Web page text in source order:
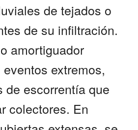
de tejados o
de su infiltración.
amortiguador
extremos,
de escorrentía que
colectores. En